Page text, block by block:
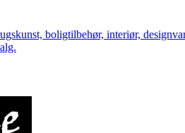
boligtilbehør, interiør,